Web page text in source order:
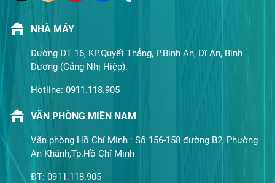
NHÀ MÁY
Đường ĐT 16, KP.Quyết Thắng, P.Bình An, Dĩ An, Bình
Dương (Cảng Nhị Hiệp).
Hotline: 0911.118.905
VĂN PHÒNG MIỀN NAM
Văn phòng Hồ Chí Minh : Số 156-158 đường B2, Phường
An Khánh,Tp.Hồ Chí Minh
ĐT: 0911.118.905